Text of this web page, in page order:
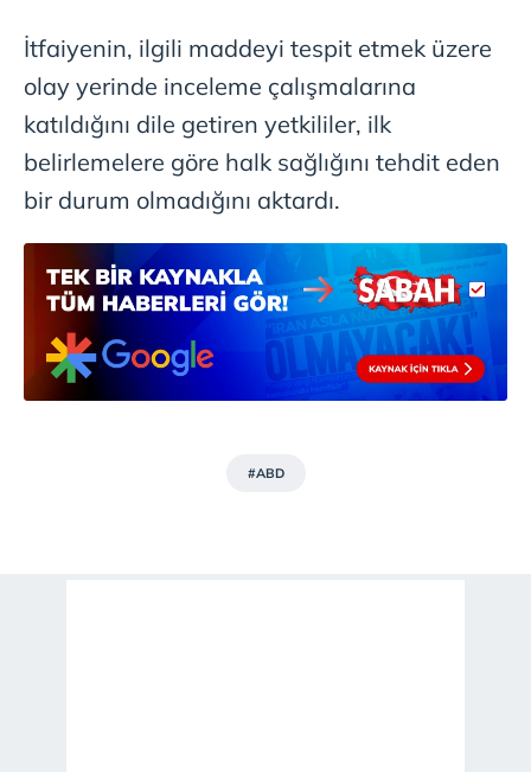
almak için lütfentıklayınız.
İtfaiyenin, ilgili maddeyi tespit etmek üzere
olay yerinde inceleme çalışmalarına
katıldığını dile getiren yetkililer, ilk
belirlemelere göre halk sağlığını tehdit eden
bir durum olmadığını aktardı.
#ABD